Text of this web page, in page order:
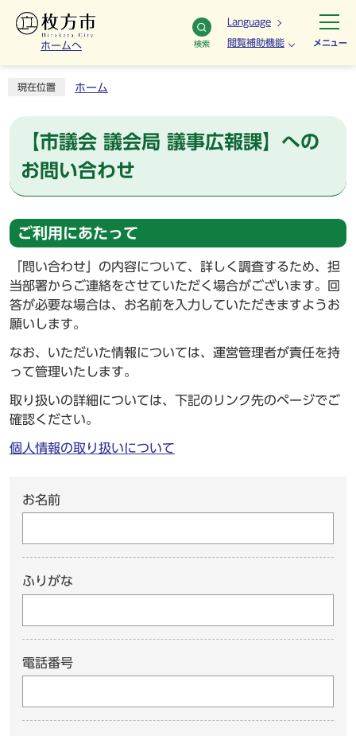
ホームへ 検索
Language
閲覧補助機能 メニュー
現在位置 ホーム
【市議会 議会局 議事広報課】への
お問い合わせ
ご利用にあたって
「問い合わせ」の内容について、詳しく調査するため、担
当部署からご連絡をさせていただく場合がございます。回
答が必要な場合は、お名前を入力していただきますようお
願いします。
なお、いただいた情報については、運営管理者が責任を持
って管理いたします。
取り扱いの詳細については、下記のリンク先のページでご
確認ください。
個人情報の取り扱いについて
お名前
ふりがな
電話番号